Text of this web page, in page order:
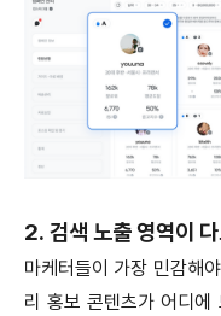
2. 검색 노출 영역이
마케터들이 가장 민감해
리 홍보 콘텐츠가 어디에